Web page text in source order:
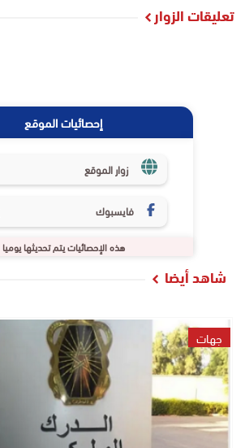
تعليقات الزوار
إحصائيات الموقع
زوار الموقع
فايسبوك
هذه الإحصائيات يتم تحديثها يوميا
شاهد أيضا
جهات